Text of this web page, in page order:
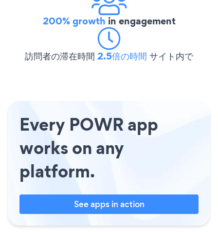
200% growth in engagement
訪問者の滞在時間 2.5倍の時間 サイト内で
Every POWR app
works on any
platform.
See apps in action